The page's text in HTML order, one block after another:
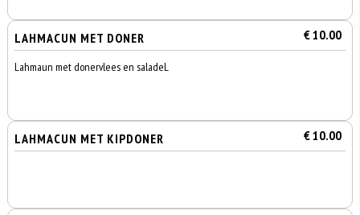
LAHMACUN MET DONER € 10.00
Lahmaun met donervlees en saladeL
LAHMACUN MET KIPDONER € 10.00